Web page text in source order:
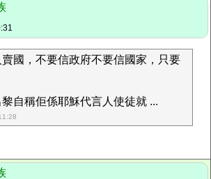
國，不要信政府不要信國家，只要
自稱佢係耶穌代言人使徒就 ...